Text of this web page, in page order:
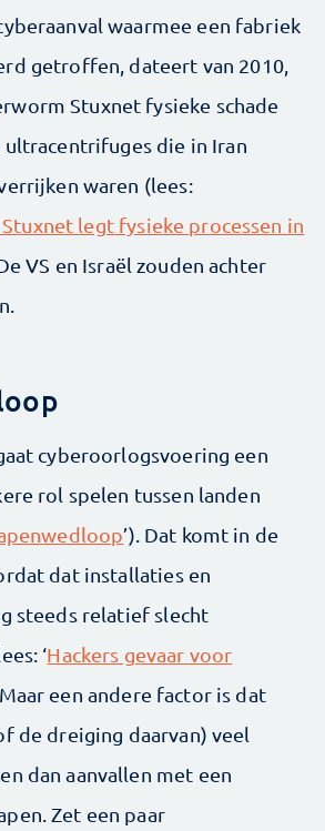
waarmee een fabriek
getroffen, dateert van 2010,
Stuxnet fysieke schade
ultracentrifuges die in Iran
waren (lees:
legt fysieke processen in
VS en Israël zouden achter
cyberoorlogsvoering een
rol spelen tussen landen
’). Dat komt in de
dat installaties en
steeds relatief slecht
‘Hackers gevaar voor
Maar een andere factor is dat
de dreiging daarvan) veel
dan aanvallen met een
Zet een paar